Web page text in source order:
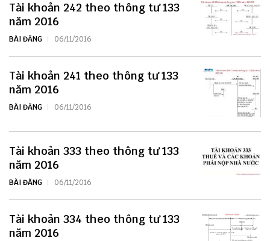
Tài khoản 242 theo thông tư 133
năm 2016
BÀI ĐĂNG 06/11/2016
Tài khoản 241 theo thông tư 133
năm 2016
BÀI ĐĂNG 06/11/2016
Tài khoản 333 theo thông tư 133
năm 2016
BÀI ĐĂNG 06/11/2016
Tài khoản 334 theo thông tư 133
năm 2016